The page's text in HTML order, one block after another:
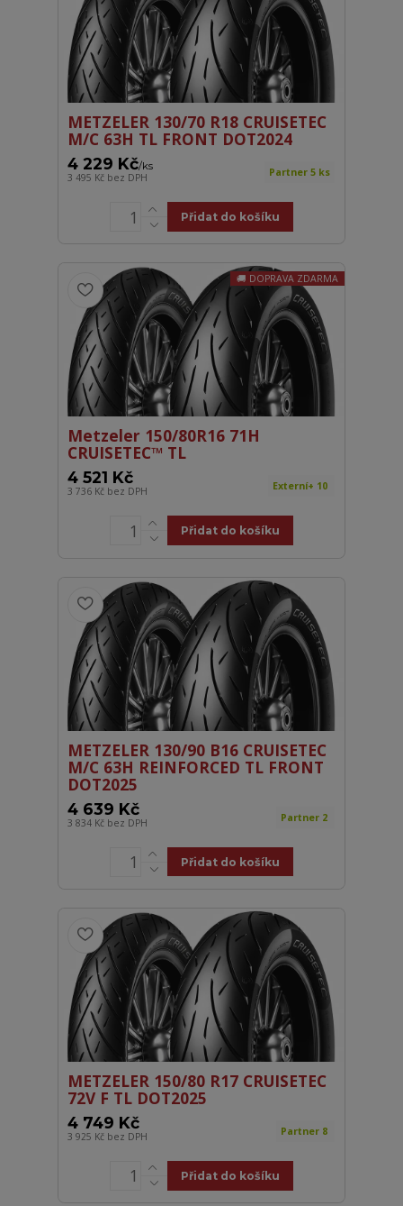
METZELER 130/70 R18 CRUISETEC
M/C 63H TL FRONT DOT2024
4 229 Kč/ks
3 495 Kč bez DPH Partner 5 ks
Přidat do košíku
DOPRAVA ZDARMA
Metzeler 150/80R16 71H
CRUISETEC™ TL
4 521 Kč
3 736 Kč bez DPH Externí+ 10
Přidat do košíku
METZELER 130/90 B16 CRUISETEC
M/C 63H REINFORCED TL FRONT
DOT2025
4 639 Kč
3 834 Kč bez DPH Partner 2
Přidat do košíku
METZELER 150/80 R17 CRUISETEC
72V F TL DOT2025
4 749 Kč
3 925 Kč bez DPH Partner 8
Přidat do košíku